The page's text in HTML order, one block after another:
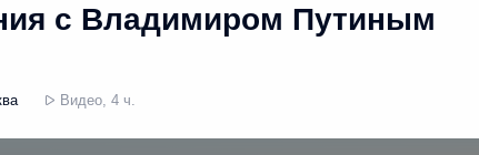
с Владимиром Путиным
Видео, 4 ч.